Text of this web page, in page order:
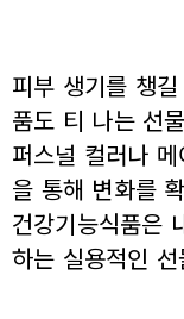
피부 생기를 챙
품도 티 나는 선
퍼스널 컬러나
을 통해 변화를
건강기능식품은
하는 실용적인